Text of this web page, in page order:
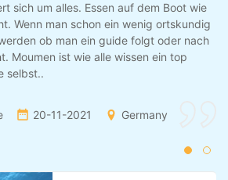
erleben. Dies bedeutet im Klartext; sehr
Betreuung, welche schon bei der
Mann gibt Bescheid und der Rest wird
klappt immer und frau/mann kommt
24-11-2019 Germany